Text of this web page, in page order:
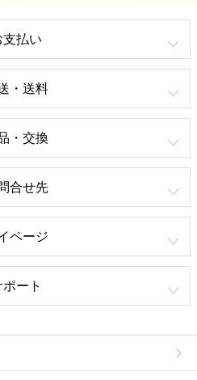
支払い
・送料
・交換
合せ先
ページ
ポート